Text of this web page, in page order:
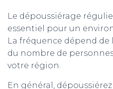
Le dépoussiérage
essentiel pour un
La fréquence dépend
du nombre de
votre région.
En général,